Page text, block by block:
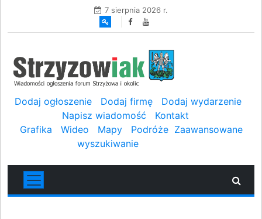
7 sierpnia 2026 r.
Dodaj ogłoszenie Dodaj firmę
Dodaj wydarzenie
Napisz wiadomość
Kontakt
Grafika
Wideo Mapy Podróże Zaawansowane
wyszukiwanie